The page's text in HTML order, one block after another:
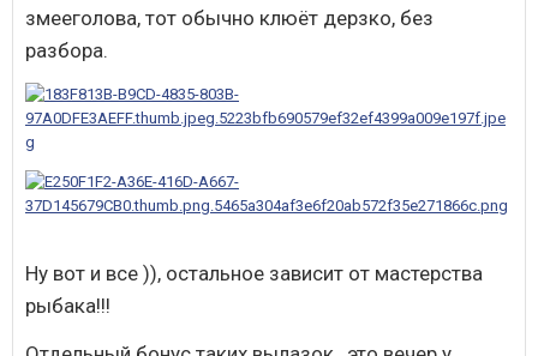
змееголова, тот обычно клюёт дерзко, без
разбора.
Ну вот и все )), остальное зависит от мастерства
рыбака!!!